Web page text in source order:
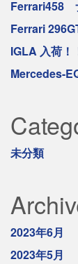
Ferrari458
Ferrari
IGLA 入荷！
Mercedes-
未分類
2023年6月
2023年5月